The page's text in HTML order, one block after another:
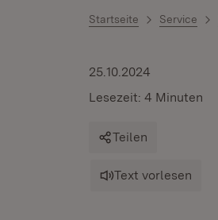
Startseite Service
25.10.2024
Lesezeit: 4 Minuten
Teilen
Text vorlesen